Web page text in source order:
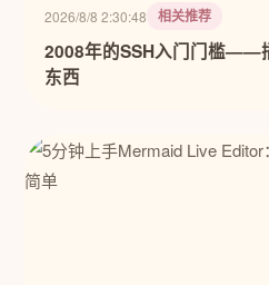
2026/8/8 2:30:48 相关推荐
2008年的SSH入门门槛——
东西